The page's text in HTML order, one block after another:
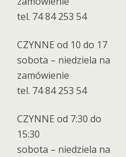
tel. 74 84 253 54
CZYNNE od 10 do 17
sobota – niedziela na
zamówienie
tel. 74 84 253 54
CZYNNE od 7:30 do
15:30
sobota – niedziela na